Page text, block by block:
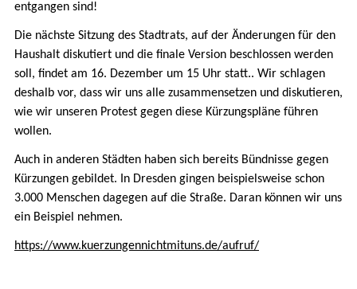
entgangen sind!
Die nächste Sitzung des Stadtrats, auf der Änderungen für den
Haushalt diskutiert und die finale Version beschlossen werden
soll, findet am 16. Dezember um 15 Uhr statt.. Wir schlagen
deshalb vor, dass wir uns alle zusammensetzen und diskutieren,
wie wir unseren Protest gegen diese Kürzungspläne führen
wollen.
Auch in anderen Städten haben sich bereits Bündnisse gegen
Kürzungen gebildet. In Dresden gingen beispielsweise schon
3.000 Menschen dagegen auf die Straße. Daran können wir uns
ein Beispiel nehmen.
https://www.kuerzungennichtmituns.de/aufruf/